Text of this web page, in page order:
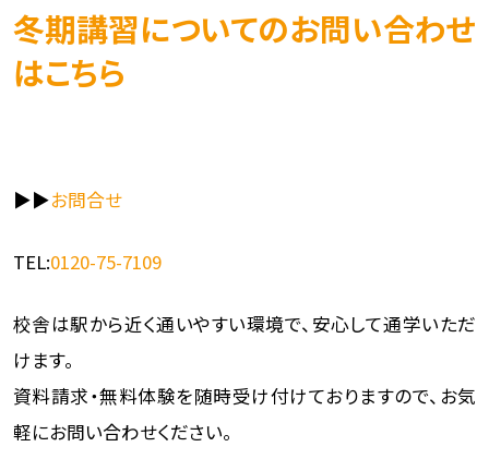
冬期講習についてのお問い合わせ
はこちら
▶▶お問合せ
TEL:0120-75-7109
校舎は駅から近く通いやすい環境で、安心して通学いただ
けます。
資料請求・無料体験を随時受け付けておりますので、お気
軽にお問い合わせください。